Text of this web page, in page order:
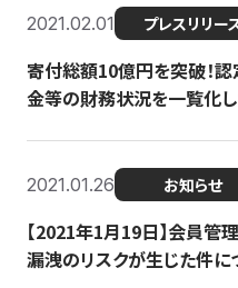
2021.02.01 プレスリリー
寄付総額10億円を突破！
金等の財務状況を一覧化
2021.01.26 お知らせ
【2021年1月19日】会員管
漏洩のリスクが生じた件に